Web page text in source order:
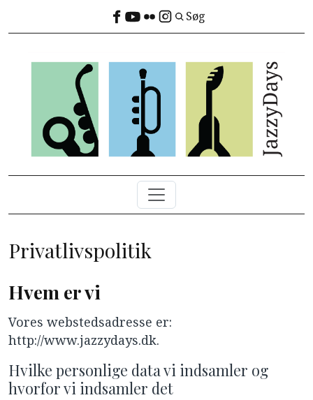
Søg
Privatlivspolitik
Hvem er vi
Vores webstedsadresse er:
http://www.jazzydays.dk.
Hvilke personlige data vi indsamler og
hvorfor vi indsamler det